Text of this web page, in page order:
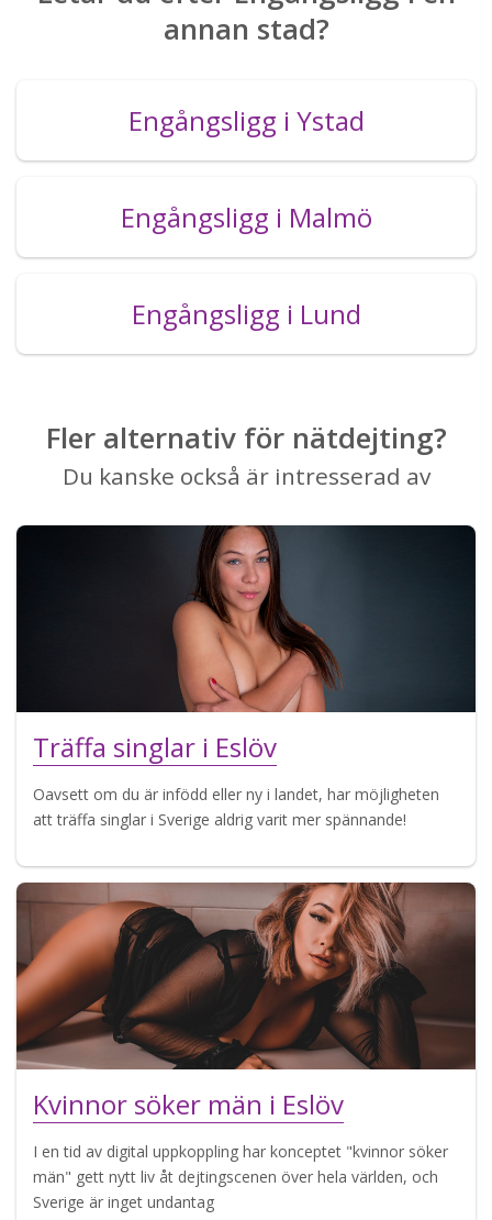
annan stad?
Engångsligg i Ystad
Engångsligg i Malmö
Engångsligg i Lund
Fler alternativ för nätdejting?
Du kanske också är intresserad av
Träffa singlar i Eslöv
Oavsett om du är infödd eller ny i landet, har möjligheten
att träffa singlar i Sverige aldrig varit mer spännande!
Kvinnor söker män i Eslöv
I en tid av digital uppkoppling har konceptet "kvinnor söker
män" gett nytt liv åt dejtingscenen över hela världen, och
Sverige är inget undantag